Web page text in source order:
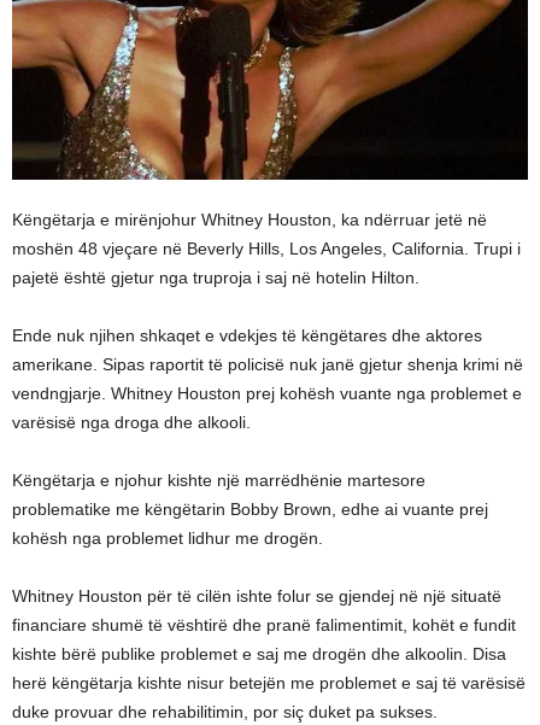
Këngëtarja e mirënjohur Whitney Houston, ka ndërruar jetë në
moshën 48 vjeçare në Beverly Hills, Los Angeles, California. Trupi i
pajetë është gjetur nga truproja i saj në hotelin Hilton.
Ende nuk njihen shkaqet e vdekjes të këngëtares dhe aktores
amerikane. Sipas raportit të policisë nuk janë gjetur shenja krimi në
vendngjarje. Whitney Houston prej kohësh vuante nga problemet e
varësisë nga droga dhe alkooli.
Këngëtarja e njohur kishte një marrëdhënie martesore
problematike me këngëtarin Bobby Brown, edhe ai vuante prej
kohësh nga problemet lidhur me drogën.
Whitney Houston për të cilën ishte folur se gjendej në një situatë
financiare shumë të vështirë dhe pranë falimentimit, kohët e fundit
kishte bërë publike problemet e saj me drogën dhe alkoolin. Disa
herë këngëtarja kishte nisur betejën me problemet e saj të varësisë
duke provuar dhe rehabilitimin, por siç duket pa sukses.